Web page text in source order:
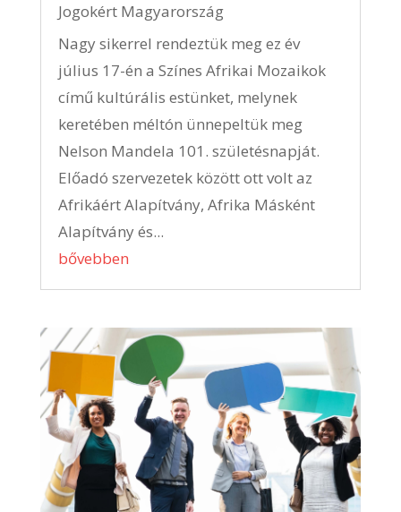
Jogokért Magyarország
Nagy sikerrel rendeztük meg ez év
július 17-én a Színes Afrikai Mozaikok
című kultúrális estünket, melynek
keretében méltón ünnepeltük meg
Nelson Mandela 101. születésnapját.
Előadó szervezetek között ott volt az
Afrikáért Alapítvány, Afrika Másként
Alapítvány és...
bővebben